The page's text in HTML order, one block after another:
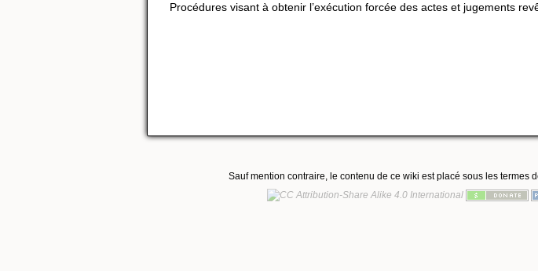
Procédures visant à obtenir l’exécution forcée des actes et jugements
Sauf mention contraire, le contenu de ce wiki est placé sous les termes